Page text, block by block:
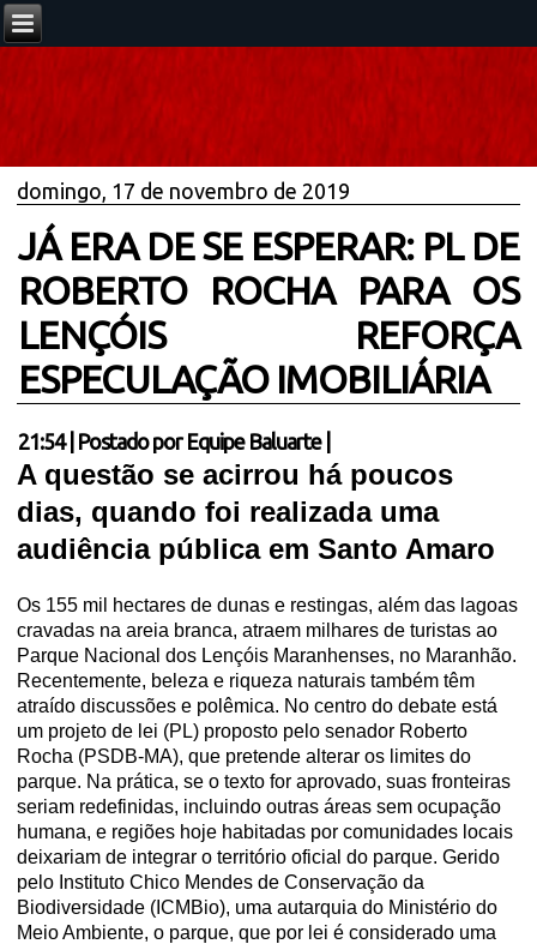
domingo, 17 de novembro de 2019
JÁ ERA DE SE ESPERAR: PL DE
ROBERTO ROCHA PARA OS
LENÇÓIS REFORÇA
ESPECULAÇÃO IMOBILIÁRIA
21:54| Postado por Equipe Baluarte
A questão se acirrou há poucos
dias, quando foi realizada uma
audiência pública em Santo Amaro
Os 155 mil hectares de dunas e restingas, além das lagoas
cravadas na areia branca, atraem milhares de turistas ao
Parque Nacional dos Lençóis Maranhenses, no Maranhão.
Recentemente, beleza e riqueza naturais também têm
atraído discussões e polêmica. No centro do debate está
um projeto de lei (PL) proposto pelo senador Roberto
Rocha (PSDB-MA), que pretende alterar os limites do
parque. Na prática, se o texto for aprovado, suas fronteiras
seriam redefinidas, incluindo outras áreas sem ocupação
humana, e regiões hoje habitadas por comunidades locais
deixariam de integrar o território oficial do parque. Gerido
pelo Instituto Chico Mendes de Conservação da
Biodiversidade (ICMBio), uma autarquia do Ministério do
Meio Ambiente, o parque, que por lei é considerado uma